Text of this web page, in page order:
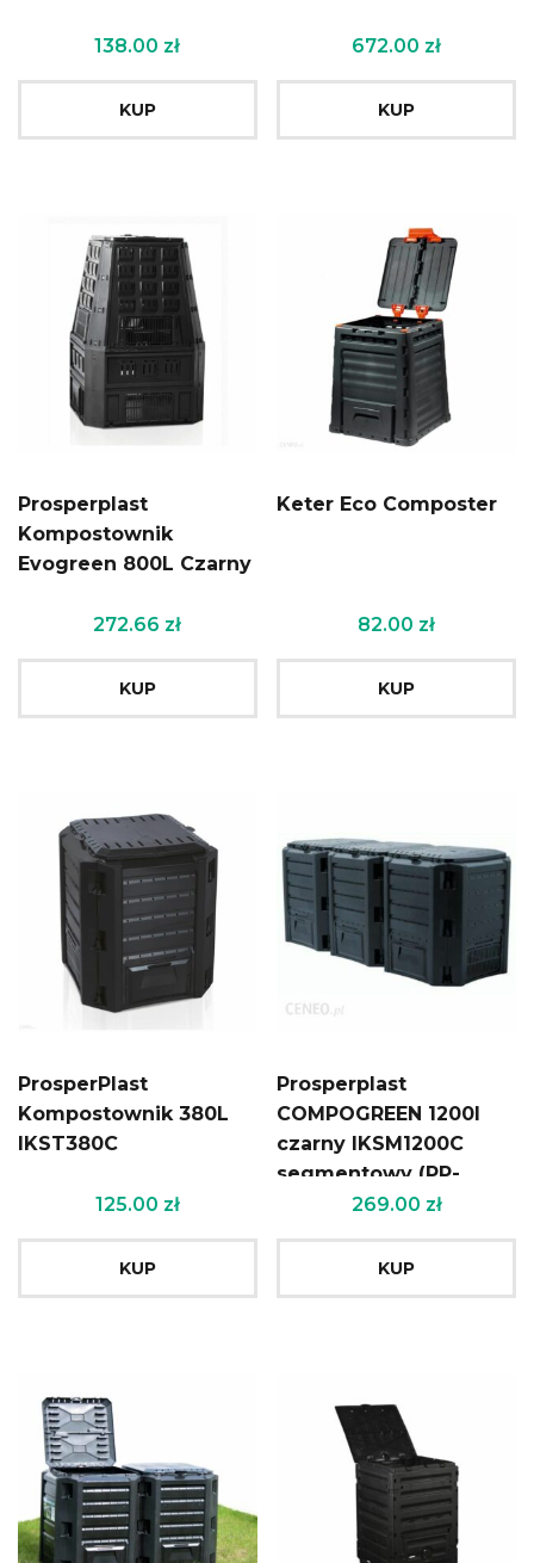
138.00 zł
KUP
672.00 zł
KUP
Prosperplast
Kompostownik
Evogreen 800L Czarny
272.66 zł
KUP
Keter Eco Composter
82.00 zł
KUP
ProsperPlast
Kompostownik 380L
IKST380C
125.00 zł
KUP
Prosperplast
COMPOGREEN 1200l
czarny IKSM1200C
segmentowy (PP-
269.00 zł
KUP